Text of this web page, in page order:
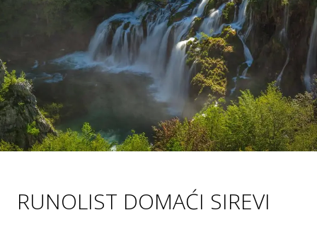
RUNOLIST DOMAĆI SIREVI